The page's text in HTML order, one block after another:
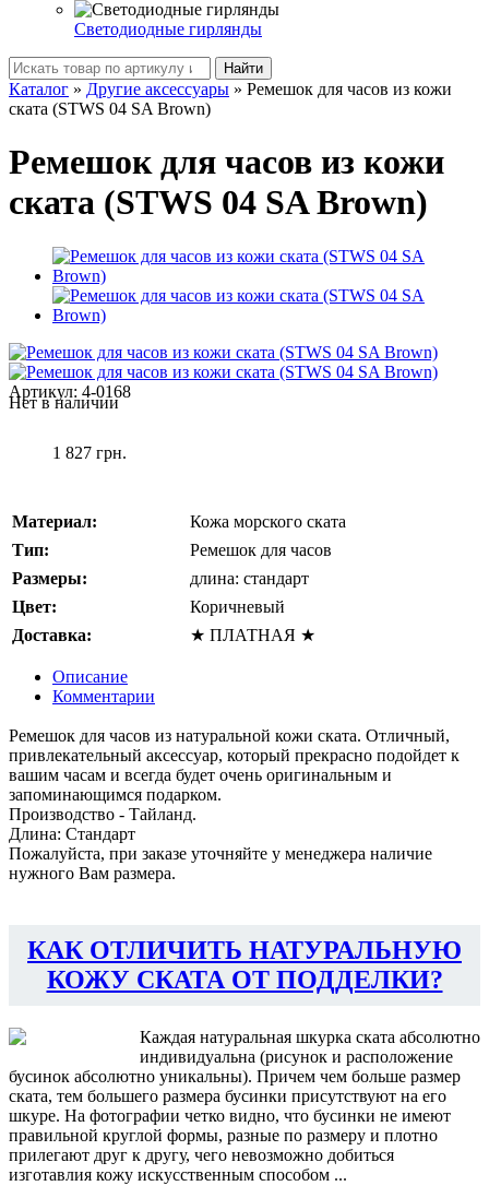
Светодиодные гирлянды
Найти
Каталог » Другие аксессуары » Ремешок для часов из кожи
ската (STWS 04 SA Brown)
Ремешок для часов из кожи
ската (STWS 04 SA Brown)
Артикул: 4-0168
Нет в наличии
1 827 грн.
Материал:
Кожа морского ската
Тип:
Ремешок для часов
Размеры:
длина: стандарт
Цвет:
Коричневый
Доставка:
★ ПЛАТНАЯ ★
Описание
Комментарии
Ремешок для часов из натуральной кожи ската. Отличный,
привлекательный аксессуар, который прекрасно подойдет к
вашим часам и всегда будет очень оригинальным и
запоминающимся подарком.
Производство - Тайланд.
Длина: Стандарт
Пожалуйста, при заказе уточняйте у менеджера наличие
нужного Вам размера.
КАК ОТЛИЧИТЬ НАТУРАЛЬНУЮ
КОЖУ СКАТА ОТ ПОДДЕЛКИ?
Каждая натуральная шкурка ската абсолютно
индивидуальна (рисунок и расположение
бусинок абсолютно уникальны). Причем чем больше размер
ската, тем большего размера бусинки присутствуют на его
шкуре. На фотографии четко видно, что бусинки не имеют
правильной круглой формы, разные по размеру и плотно
прилегают друг к другу, чего невозможно добиться
изготавлия кожу искусственным способом ...